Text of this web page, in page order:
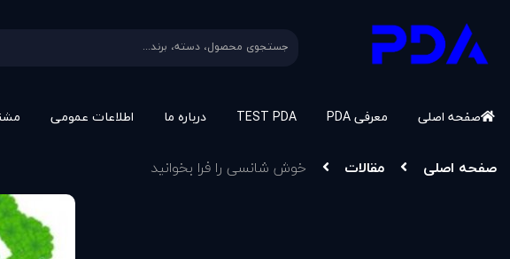
صفحه اصلی معرفی PDA TEST PDA درباره ما اطلاعات عمومی
صفحه اصلی مقالات خوش شانسی را فرا بخوانيد